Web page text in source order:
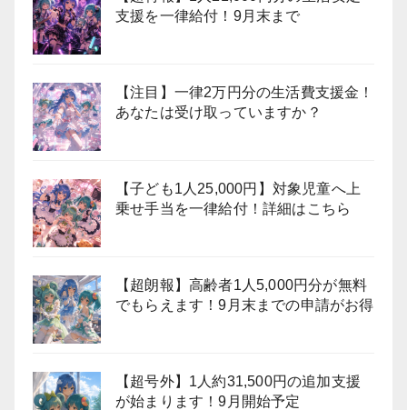
支援を一律給付！9月末まで
【注目】一律2万円分の生活費支援金！
あなたは受け取っていますか？
【子ども1人25,000円】対象児童へ上
乗せ手当を一律給付！詳細はこちら
【超朗報】高齢者1人5,000円分が無料
でもらえます！9月末までの申請がお得
【超号外】1人約31,500円の追加支援
が始まります！9月開始予定